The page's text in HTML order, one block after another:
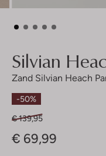
Silvian
Zand Silvian Heach
-50%
€ 139,95
€ 69,99